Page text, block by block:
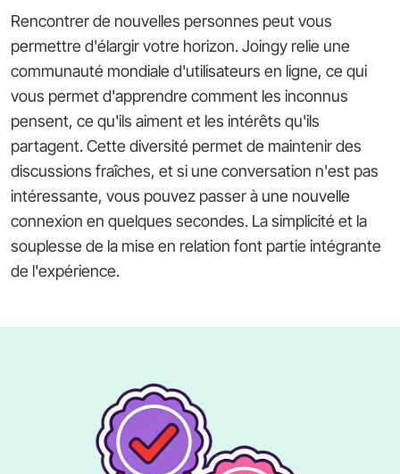
Rencontrer de nouvelles personnes peut vous
permettre d'élargir votre horizon. Joingy relie une
communauté mondiale d'utilisateurs en ligne, ce qui
vous permet d'apprendre comment les inconnus
pensent, ce qu'ils aiment et les intérêts qu'ils
partagent. Cette diversité permet de maintenir des
discussions fraîches, et si une conversation n'est pas
intéressante, vous pouvez passer à une nouvelle
connexion en quelques secondes. La simplicité et la
souplesse de la mise en relation font partie intégrante
de l'expérience.